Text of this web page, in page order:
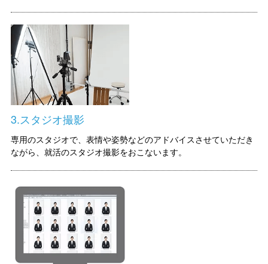
3.スタジオ撮影
専用のスタジオで、表情や姿勢などのアドバイスさせていただき
ながら、就活のスタジオ撮影をおこないます。